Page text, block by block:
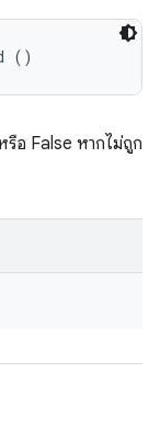
()
อ False หากไม่ถูก